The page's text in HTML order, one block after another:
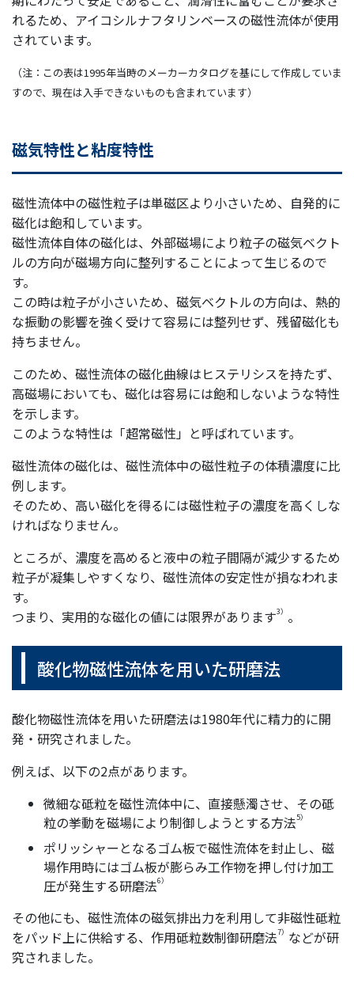
れるため、アイコシルナフタリンベースの磁性流体が使用
されています。
（注：この表は1995年当時のメーカーカタログを基にして作成していま
すので、現在は入手できないものも含まれています）
磁気特性と粘度特性
磁性流体中の磁性粒子は単磁区より小さいため、自発的に
磁化は飽和しています。
磁性流体自体の磁化は、外部磁場により粒子の磁気ベクト
ルの方向が磁場方向に整列することによって生じるので
す。
この時は粒子が小さいため、磁気ベクトルの方向は、熱的
な振動の影響を強く受けて容易には整列せず、残留磁化も
持ちません。
このため、磁性流体の磁化曲線はヒステリシスを持たず、
高磁場においても、磁化は容易には飽和しないような特性
を示します。
このような特性は「超常磁性」と呼ばれています。
磁性流体の磁化は、磁性流体中の磁性粒子の体積濃度に比
例します。
そのため、高い磁化を得るには磁性粒子の濃度を高くしな
ければなりません。
ところが、濃度を高めると液中の粒子間隔が減少するため
粒子が凝集しやすくなり、磁性流体の安定性が損なわれま
す。
つまり、実用的な磁化の値には限界があります3） 。
酸化物磁性流体を用いた研磨法
酸化物磁性流体を用いた研磨法は1980年代に精力的に開
発・研究されました。
例えば、以下の2点があります。
微細な砥粒を磁性流体中に、直接懸濁させ、その砥
粒の挙動を磁場により制御しようとする方法5）
ポリッシャーとなるゴム板で磁性流体を封止し、磁
場作用時にはゴム板が膨らみ工作物を押し付け加工
圧が発生する研磨法6）
その他にも、磁性流体の磁気排出力を利用して非磁性砥粒
をパッド上に供給する、作用砥粒数制御研磨法7） などが研
究されました。